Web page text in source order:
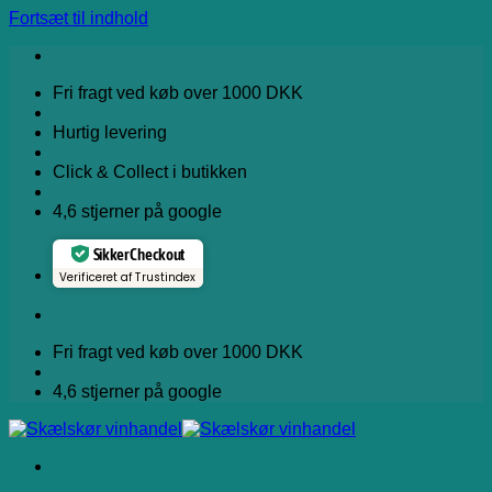
Fortsæt til indhold
Fri fragt ved køb over 1000 DKK
Hurtig levering
Click & Collect i butikken
4,6 stjerner på google
Sikker Checkout
Verificeret af Trustindex
Fri fragt ved køb over 1000 DKK
4,6 stjerner på google